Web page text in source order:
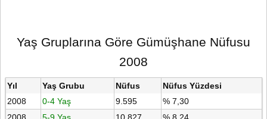
Yaş Gruplarına Göre Gümüşhane Nüfusu
2008
Yıl Yaş Grubu Nüfus
Nüfus Yüzdesi
2008
0-4 Yaş 9.595
% 7,30